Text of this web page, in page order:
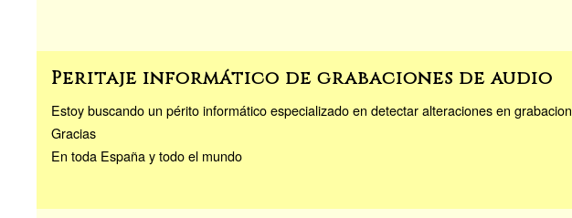
Peritaje informático de grabaciones de audio
Estoy buscando un périto informático especializado en detectar alteraciones en
Gracias
En toda España y todo el mundo